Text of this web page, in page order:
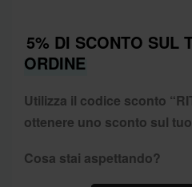
5% DI SCONTO SUL
ORDINE
Utilizza il codice sconto “
ottenere uno sconto sul
Cosa stai aspettando?